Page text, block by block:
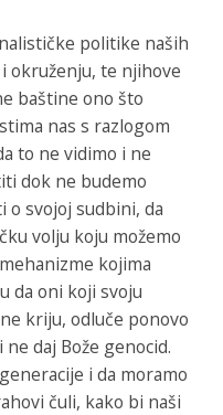
politike naših
okruženju, te njihove
baštine ono što
nas s razlogom
to ne vidimo i ne
dok ne budemo
o svojoj sudbini, da
volju koju možemo
kojima
da oni koji svoju
kriju, odluče ponovo
daj Bože genocid.
i da moramo
čuli, kako bi naši